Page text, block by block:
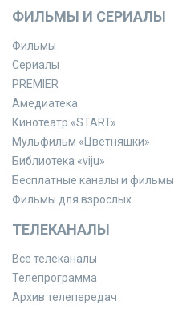
ФИЛЬМЫ И СЕРИАЛЫ
Фильмы
Сериалы
PREMIER
Амедиатека
Кинотеатр «START»
Мульфильм «Цветняшки»
Библиотека «viju»
Бесплатные каналы и фильмы
Фильмы для взрослых
ТЕЛЕКАНАЛЫ
Все телеканалы
Телепрограмма
Архив телепередач